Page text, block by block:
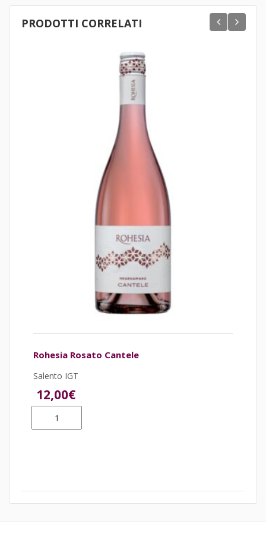
PRODOTTI CORRELATI
Rohesia Rosato Cantele
Salento IGT
12,00€
Rosato
Cantele